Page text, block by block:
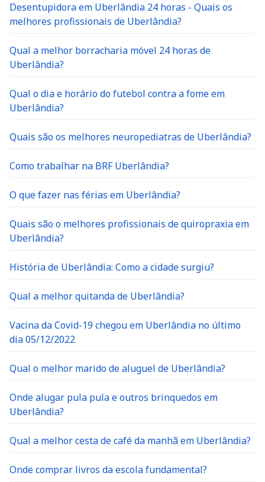
Desentupidora em Uberlândia 24 horas - Quais os
melhores profissionais de Uberlândia?
Qual a melhor borracharia móvel 24 horas de
Uberlândia?
Qual o dia e horário do futebol contra a fome em
Uberlândia?
Quais são os melhores neuropediatras de Uberlândia?
Como trabalhar na BRF Uberlândia?
O que fazer nas férias em Uberlândia?
Quais são o melhores profissionais de quiropraxia em
Uberlândia?
História de Uberlândia: Como a cidade surgiu?
Qual a melhor quitanda de Uberlândia?
Vacina da Covid-19 chegou em Uberlândia no último
dia 05/12/2022
Qual o melhor marido de aluguel de Uberlândia?
Onde alugar pula pula e outros brinquedos em
Uberlândia?
Qual a melhor cesta de café da manhã em Uberlândia?
Onde comprar livros da escola fundamental?